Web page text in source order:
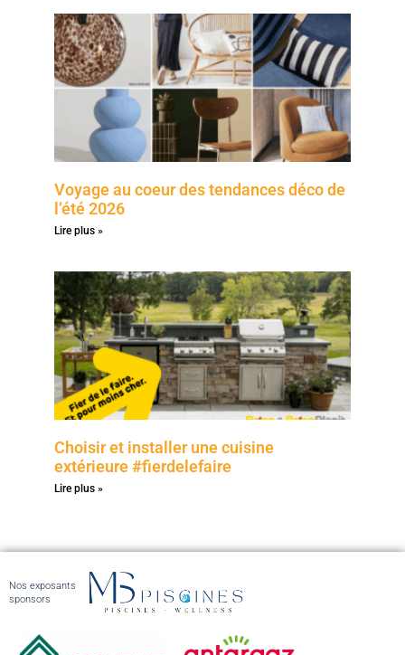
Voyage au coeur des tendances déco de
l’été 2026
Lire plus »
Choisir et installer une cuisine
extérieure #fierdelefaire
Lire plus »
Nos exposants
sponsors